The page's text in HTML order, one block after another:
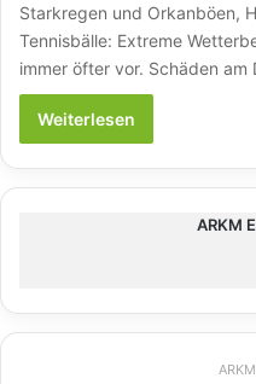
Starkregen und Orkanböen,
Tennisbälle: Extreme
immer öfter vor. Schäden am
Weiterlesen
ARKM